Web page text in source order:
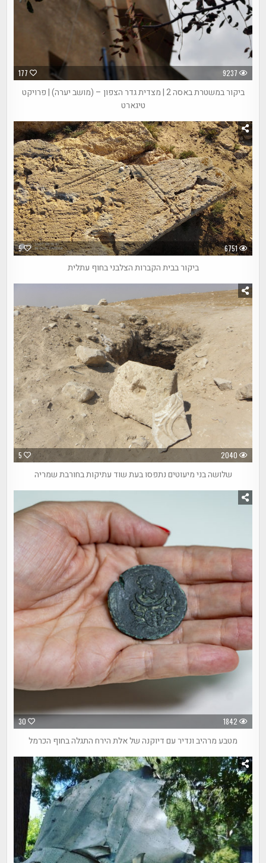
177 9237
ביקור במשטרת באסה 2 | מצדית גדר הצפון – (מושב יערה) | פרויקט
טיגארט
5 6751
ביקור בבית הקברות הצלבני בחוף עתלית
5 2040
שלושה בני מיעוטים נתפסו בעת שוד עתיקות בחורבת שמריה
30 1842
מטבע מרהיב ונדיר עם דיוקנה של אלת הירח התגלה בחוף הכרמל